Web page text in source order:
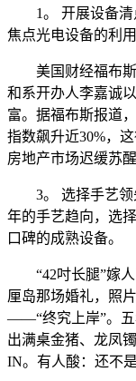
1。 开展设备清
焦点光电设备的利
美国财经福布斯
和系开办人李嘉诚
富。据福布斯报道
指数飙升近30%，
房地产市场迟缓苏醒
3。 选择手艺领
年的手艺趋向，选
口碑的成熟设备。
“42吋长腿”嫁人
厘岛那场婚礼，照
——“终究上岸”。五
出满桌金猪、龙凤
IN。有人酸：还不